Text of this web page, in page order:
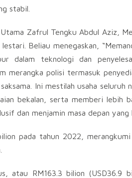
stabil.
Zafrul Tengku Abdul Aziz,
Beliau menegaskan,
dalam teknologi dan
merangka polisi termasuk
Ini mestilah usaha seluruh
bekalan, serta memberi lebih
dan menjamin masa depan
pada tahun 2022,
atau RM163.3 bilion (USD36.9